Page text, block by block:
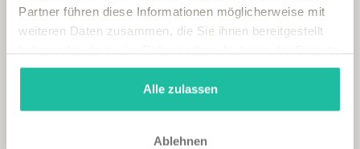
Partner führen diese Informationen möglicherweise mit
weiteren Daten zusammen, die Sie ihnen bereitgestellt
gesammelt haben.
Alle zulassen
Ablehnen